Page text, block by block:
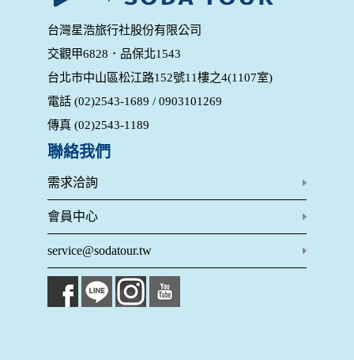
用，決不對外公布。
為提供精確的服務，我們會將收集的問卷調查內容進行統計與
分析，分析結果之統計數據或說明文字呈現，除供內部研究
外，我們會視需要公佈統計數據及說明文字，但不涉及特定個
人之資料。
除非取得您的同意或其他法令之特別規定，本網站絕不會將您
的個人資料揭露予第三人或使用於蒐集目的以外之其他用途。
在您於本網站註冊帳號、使用本網站相關產品、服務、活動或
贈獎時，本網站會收集您的個人識別資料，本網站也可以從商
業夥伴處取得個人資料。
身份證字號、電子郵件、出生日期、性別、行業等相關資料，
當您註冊成功，並登入使用我們的服務後，我們即取得您的資
料。註冊時，本網站取得您的姓名、電話、住址、身份證字
成功，並登入使用我們的服務後，本網站即取得您的資料。
其他除了上述，會保留您在上網瀏覽或查詢時，伺服器自行產
生的相關記錄，包括您使用連線設備的 IP 位址、使用時間、使
用的瀏覽器、瀏覽及點選資料紀錄等。本網站會對個別連線者
的瀏覽器予以標示，歸納使用者瀏覽器在本網站內部所瀏覽的
台灣星浩旅行社股份有限公司
交觀甲6828．品保北1543
台北市中山區松江路152號11樓之4(1107室)
電話 (02)2543-1689 / 0903101269
傳真 (02)2543-1189
聯絡我們
需求洽詢
會員中心
service@sodatour.tw